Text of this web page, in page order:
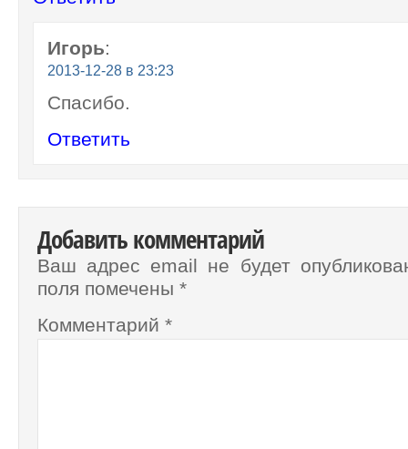
Игорь:
2013-12-28 в 23:23
Спасибо.
Ответить
Добавить комментарий
Ваш адрес email не будет
поля помечены *
Комментарий *